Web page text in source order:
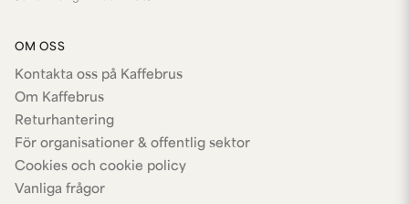
OM OSS
Kontakta oss på Kaffebrus
Om Kaffebrus
Returhantering
För organisationer & offentlig sektor
Cookies och cookie policy
Vanliga frågor